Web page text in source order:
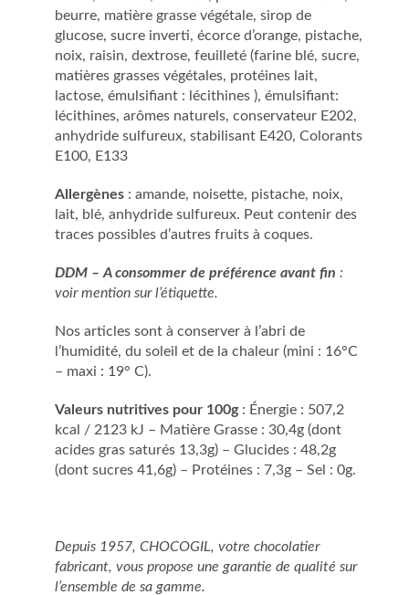
beurre, matière grasse végétale, sirop de
glucose, sucre inverti, écorce d’orange, pistache,
noix, raisin, dextrose, feuilleté (farine blé, sucre,
matières grasses végétales, protéines lait,
lactose, émulsifiant : lécithines ), émulsifiant:
lécithines, arômes naturels, conservateur E202,
anhydride sulfureux, stabilisant E420, Colorants
E100, E133
Allergènes : amande, noisette, pistache, noix,
lait, blé, anhydride sulfureux. Peut contenir des
traces possibles d’autres fruits à coques.
DDM – A consommer de préférence avant fin :
voir mention sur l’étiquette.
Nos articles sont à conserver à l’abri de
l’humidité, du soleil et de la chaleur (mini : 16°C
– maxi : 19° C).
Valeurs nutritives pour 100g: Énergie : 507,2
kcal / 2123 kJ – Matière Grasse : 30,4g (dont
acides gras saturés 13,3g) – Glucides : 48,2g
(dont sucres 41,6g) – Protéines : 7,3g – Sel : 0g.
Depuis 1957, CHOCOGIL, votre chocolatier
fabricant, vous propose une garantie de qualité sur
l’ensemble de sa gamme.